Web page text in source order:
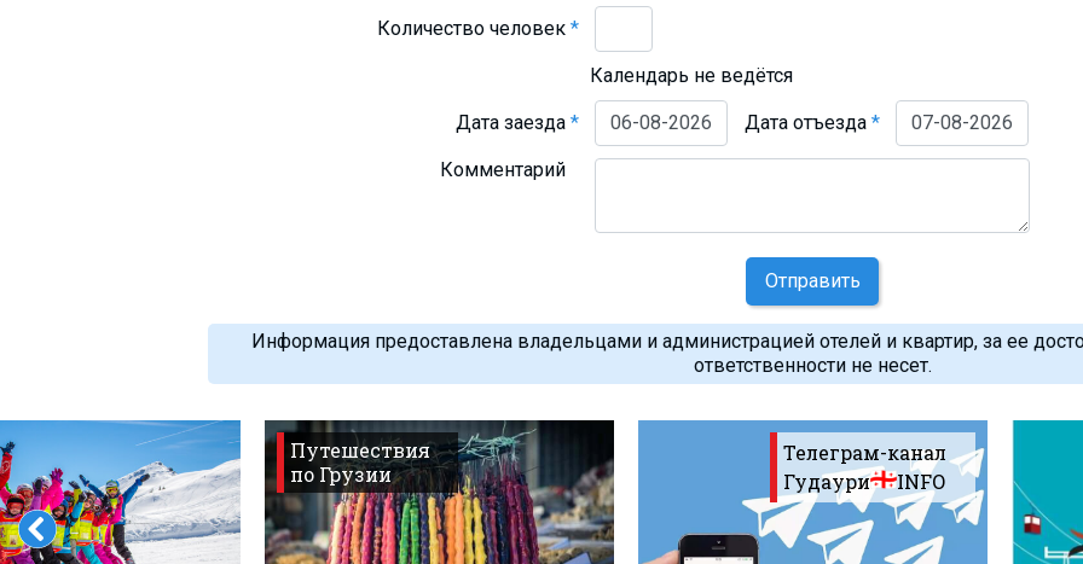
Количество человек*
Календарь не ведётся
Дата заезда* Дата отъезда*
Комментарий
Отправить
Информация предоставлена владельцами и администрацией отелей и квартир, за ее
ответственности не несет.
Путешествия
по Грузии
Телеграм-канал
Гудаури
INFO